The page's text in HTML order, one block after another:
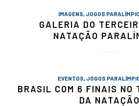
IMAGENS, JOGOS
GALERIA DO
NATAÇÃO
EVENTOS, JOGOS
BRASIL COM 6 FINAIS NO
DA NATAÇÃO